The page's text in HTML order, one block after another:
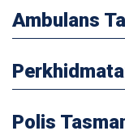
Ambulans
Polis